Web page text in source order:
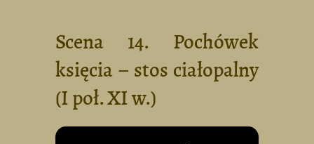
Scena 14. Pochówek
księcia – stos ciałopalny
(I poł. XI w.)